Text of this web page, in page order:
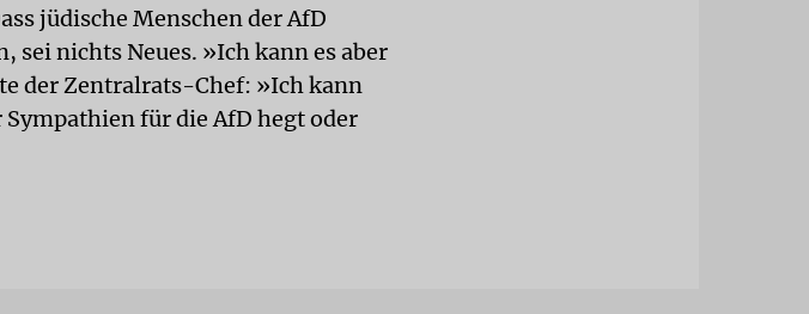
jüdische Menschen der AfD
sei nichts Neues. »Ich kann es aber
der Zentralrats-Chef: »Ich kann
für die AfD hegt oder